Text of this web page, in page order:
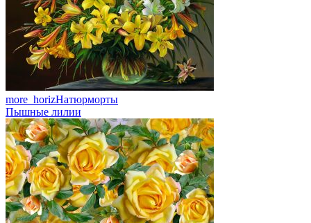
more_horizНатюрморты
Пышные лилии